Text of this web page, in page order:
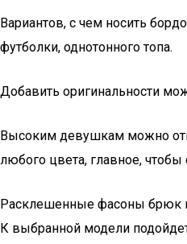
Вариантов, с чем носить
футболки, однотонного топа.
Добавить оригинальности
Высоким девушкам можно
любого цвета, главное, чтобы
Расклешенные фасоны брюк
К выбранной модели